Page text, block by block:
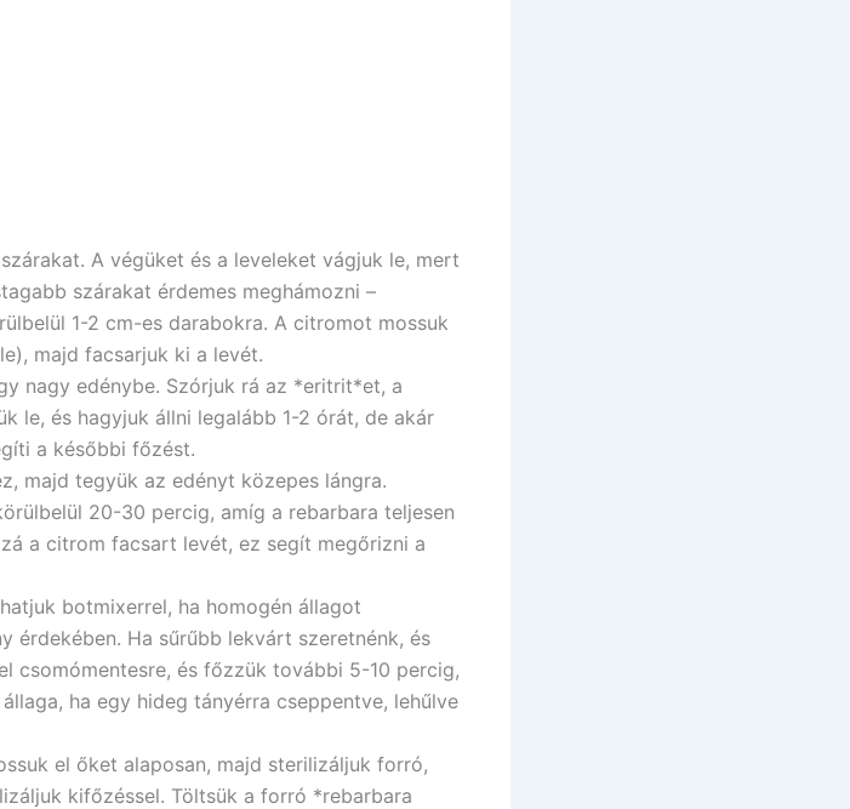
A végüket és a leveleket vágjuk le, mert
szárakat érdemes meghámozni –
1-2 cm-es darabokra. A citromot mossuk
majd facsarjuk ki a levét.
nagy edénybe. Szórjuk rá az *eritrit*et, a
le, és hagyjuk állni legalább 1-2 órát, de akár
a későbbi főzést.
majd tegyük az edényt közepes lángra.
20-30 percig, amíg a rebarbara teljesen
a citrom facsart levét, ez segít megőrizni a
botmixerrel, ha homogén állagot
érdekében. Ha sűrűbb lekvárt szeretnénk, és
csomómentesre, és főzzük további 5-10 percig,
ha egy hideg tányérra cseppentve, lehűlve
el őket alaposan, majd sterilizáljuk forró,
kifőzéssel. Töltsük a forró *rebarbara